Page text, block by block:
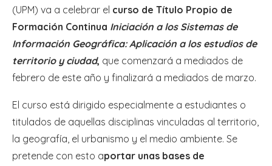
(UPM) va a celebrar el curso de Título Propio de
Formación Continua Iniciación a los Sistemas de
Información Geográfica: Aplicación a los estudios de
territorio y ciudad, que comenzará a mediados de
febrero de este año y finalizará a mediados de marzo.
El curso está dirigido especialmente a estudiantes o
titulados de aquellas disciplinas vinculadas al territorio,
la geografía, el urbanismo y el medio ambiente. Se
pretende con esto aportar unas bases de